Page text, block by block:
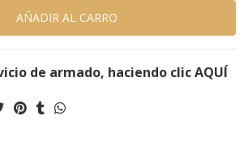
de armado, haciendo clic AQUÍ